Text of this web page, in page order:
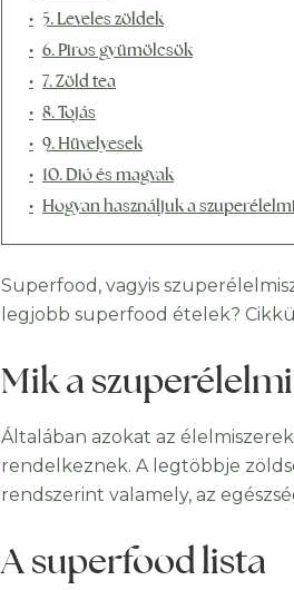
5. Leveles zöldek
6. Piros gyümölcsök
7. Zöld tea
8. Tojás
9. Hüvelyesek
10. Dió és magvak
Hogyan használjuk a
Superfood, vagyis
legjobb superfood ételek?
Mik a
Általában azokat az
rendelkeznek. A legtöbbje
rendszerint valamely, az
A superfood lista